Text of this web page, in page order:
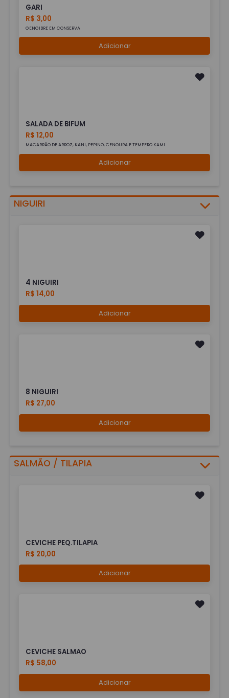
GARI
R$ 3,00
GENGIBRE EM CONSERVA
Adicionar
SALADA DE BIFUM
R$ 12,00
MACARRÃO DE ARROZ, KANI, PEPINO, CENOURA E TEMPERO KAMI
Adicionar
NIGUIRI
4 NIGUIRI
R$ 14,00
Adicionar
8 NIGUIRI
R$ 27,00
Adicionar
SALMÃO / TILAPIA
CEVICHE PEQ.TILAPIA
R$ 20,00
Adicionar
CEVICHE SALMAO
R$ 58,00
Adicionar